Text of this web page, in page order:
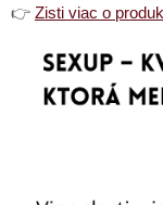
👉 Zisti viac o